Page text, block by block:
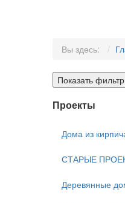
Вы здесь:
Показать фильтр
Проекты
Дома из
СТАРЫЕ
Деревянные